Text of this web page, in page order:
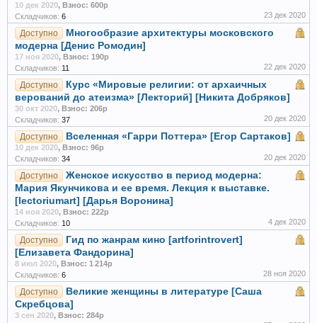
10 дек 2020, Взнос: 600р
Складчиков: 6 23 дек 2020
Доступно
Многообразие архитектуры московского
модерна [Денис Ромодин]
17 ноя 2020, Взнос: 190р
Складчиков: 11 22 дек 2020
Доступно
Курс «Мировые религии: от архаичных
верований до атеизма» [Лекторий] [Никита Добряков]
30 окт 2020, Взнос: 206р
Складчиков: 37 20 дек 2020
Доступно Вселенная «Гарри Поттера» [Егор Сартаков]
10 дек 2020, Взнос: 96р
Складчиков: 34 20 дек 2020
Доступно
Женское искусство в период модерна:
Мария Якунчикова и ее время. Лекция к выставке.
[lectoriumart] [Дарья Воронина]
14 ноя 2020, Взнос: 222р
Складчиков: 10 4 дек 2020
Доступно
Гид по жанрам кино [artforintrovert]
[Елизавета Фандорина]
8 июл 2020, Взнос: 1 214р
Складчиков: 6 28 ноя 2020
Доступно
Великие женщины в литературе [Саша
Скребцова]
3 сен 2020, Взнос: 284р